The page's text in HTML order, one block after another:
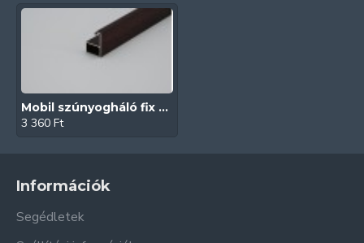
Mobil szúnyogháló fix akasztó (Mahagóni | Ablak | Diptera)
3 360 Ft
Információk
Segédletek